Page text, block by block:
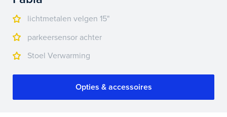
lichtmetalen velgen 15"
parkeersensor achter
Stoel Verwarming
Opties & accessoires